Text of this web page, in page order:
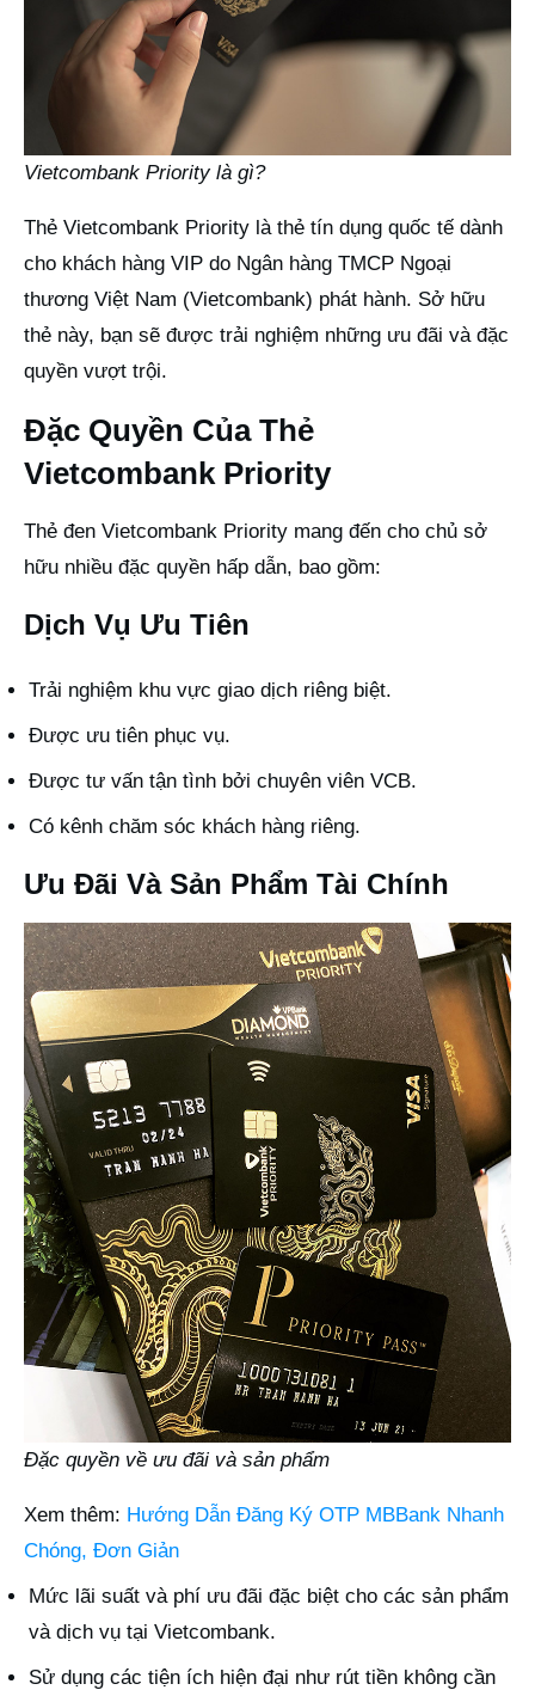
Vietcombank Priority là gì?
Thẻ Vietcombank Priority là thẻ tín dụng quốc tế dành
cho khách hàng VIP do Ngân hàng TMCP Ngoại
thương Việt Nam (Vietcombank) phát hành. Sở hữu
thẻ này, bạn sẽ được trải nghiệm những ưu đãi và đặc
quyền vượt trội.
Đặc Quyền Của Thẻ
Vietcombank Priority
Thẻ đen Vietcombank Priority mang đến cho chủ sở
hữu nhiều đặc quyền hấp dẫn, bao gồm:
Dịch Vụ Ưu Tiên
Trải nghiệm khu vực giao dịch riêng biệt.
Được ưu tiên phục vụ.
Được tư vấn tận tình bởi chuyên viên VCB.
Có kênh chăm sóc khách hàng riêng.
Ưu Đãi Và Sản Phẩm Tài Chính
Đặc quyền về ưu đãi và sản phẩm
Xem thêm: Hướng Dẫn Đăng Ký OTP MBBank Nhanh
Chóng, Đơn Giản
Mức lãi suất và phí ưu đãi đặc biệt cho các sản phẩm
và dịch vụ tại Vietcombank.
Sử dụng các tiện ích hiện đại như rút tiền không cần